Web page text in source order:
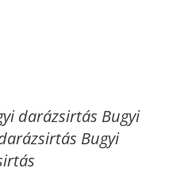
darázsirtás Bugyi
Bugyi